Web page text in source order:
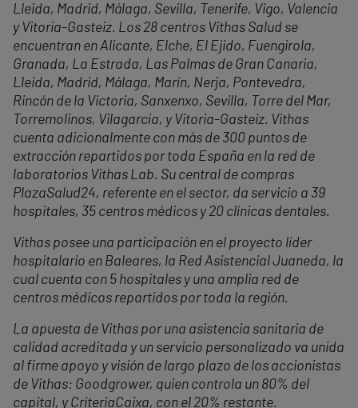
Lleida, Madrid, Málaga, Sevilla, Tenerife, Vigo, Valencia
y Vitoria-Gasteiz. Los 28 centros Vithas Salud se
encuentran en Alicante, Elche, El Ejido, Fuengirola,
Granada, La Estrada, Las Palmas de Gran Canaria,
Lleida, Madrid, Málaga, Marín, Nerja, Pontevedra,
Rincón de la Victoria, Sanxenxo, Sevilla, Torre del Mar,
Torremolinos, Vilagarcía, y Vitoria-Gasteiz. Vithas
cuenta adicionalmente con más de 300 puntos de
extracción repartidos por toda España en la red de
laboratorios Vithas Lab. Su central de compras
PlazaSalud24, referente en el sector, da servicio a 39
hospitales, 35 centros médicos y 20 clínicas dentales.
Vithas posee una participación en el proyecto líder
hospitalario en Baleares, la Red Asistencial Juaneda, la
cual cuenta con 5 hospitales y una amplia red de
centros médicos repartidos por toda la región.
La apuesta de Vithas por una asistencia sanitaria de
calidad acreditada y un servicio personalizado va unida
al firme apoyo y visión de largo plazo de los accionistas
de Vithas: Goodgrower, quien controla un 80% del
capital, y CriteriaCaixa, con el 20% restante.